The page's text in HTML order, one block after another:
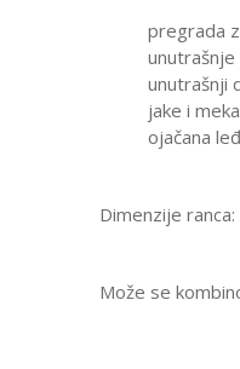
pregrada
unutrašnji
jake i
ojačana
Dimenzije
Može se